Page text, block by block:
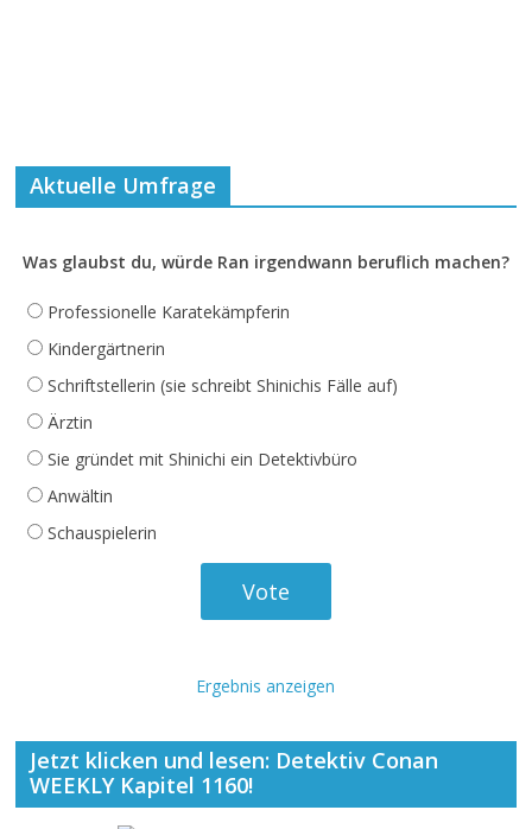
Aktuelle Umfrage
Was glaubst du, würde Ran irgendwann beruflich machen?
Professionelle Karatekämpferin
Kindergärtnerin
Schriftstellerin (sie schreibt Shinichis Fälle auf)
Ärztin
Sie gründet mit Shinichi ein Detektivbüro
Anwältin
Schauspielerin
Ergebnis anzeigen
Jetzt klicken und lesen: Detektiv Conan
WEEKLY Kapitel 1160!